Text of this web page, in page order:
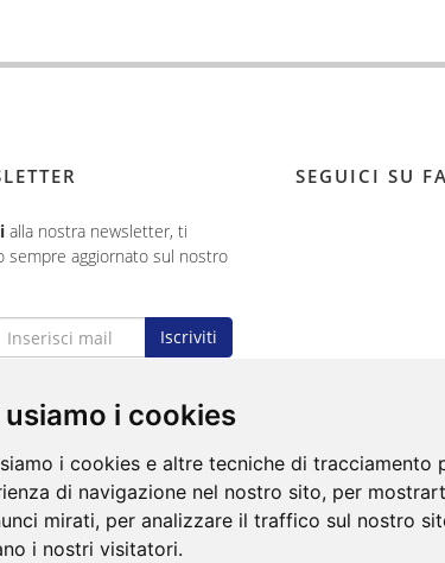
usiamo i cookies
i cookies e altre tecniche di tracciamento
di navigazione nel nostro sito, per
mirati, per analizzare il traffico sul nostro
i nostri visitatori.
alla nostra newsletter, ti
sempre aggiornato sul nostro
Iscriviti
SEGUICI SU